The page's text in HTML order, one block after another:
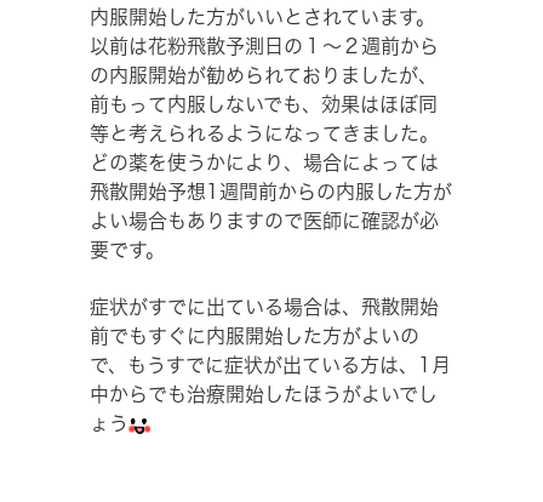
内服開始した方がいいとされています。
以前は花粉飛散予測日の１～２週前から
の内服開始が勧められておりましたが、
前もって内服しないでも、効果はほぼ同
等と考えられるようになってきました。
どの薬を使うかにより、場合によっては
飛散開始予想1週間前からの内服した方が
よい場合もありますので医師に確認が必
要です。
症状がすでに出ている場合は、飛散開始
前でもすぐに内服開始した方がよいの
で、もうすでに症状が出ている方は、1月
中からでも治療開始したほうがよいでし
ょう